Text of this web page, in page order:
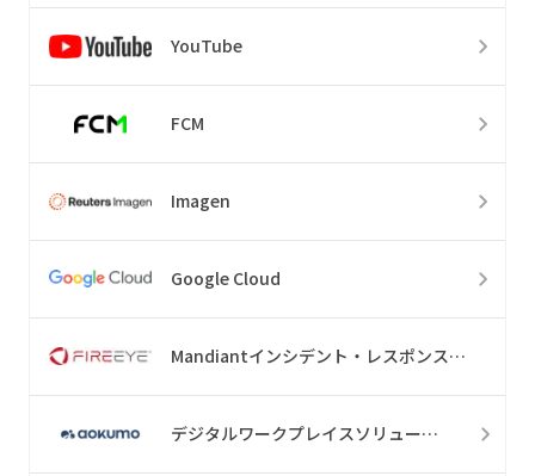
YouTube
FCM
Imagen
Google Cloud
Mandiantインシデント・レスポンス・リテイナー・サービス
デジタルワークプレイスソリューション